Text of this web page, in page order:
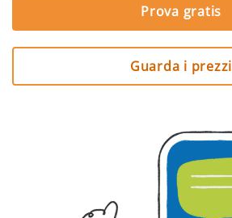
Prova gratis
Guarda i prezzi